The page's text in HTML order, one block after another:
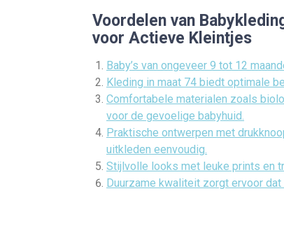
Voordelen van
voor Actieve Kleintjes
Baby’s van ongeveer 9 tot 12
Kleding in maat 74 biedt optimale
Comfortabele materialen zoals
voor de gevoelige babyhuid.
Praktische ontwerpen met
uitkleden eenvoudig.
Stijlvolle looks met leuke prints en
Duurzame kwaliteit zorgt ervoor